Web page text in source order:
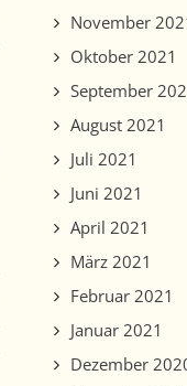
November
Oktober 2021
September
August 2021
Juli 2021
Juni 2021
April 2021
März 2021
Februar 2021
Januar 2021
Dezember